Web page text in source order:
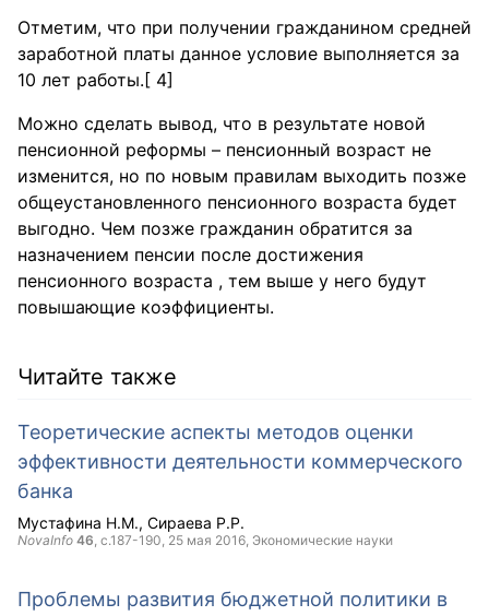
Отметим, что при получении гражданином средней
заработной платы данное условие выполняется за
10 лет работы.[ 4]
Можно сделать вывод, что в результате новой
пенсионной реформы – пенсионный возраст не
изменится, но по новым правилам выходить позже
общеустановленного пенсионного возраста будет
выгодно. Чем позже гражданин обратится за
назначением пенсии после достижения
пенсионного возраста , тем выше у него будут
повышающие коэффициенты.
Читайте также
Теоретические аспекты методов оценки
эффективности деятельности коммерческого
банка
Мустафина Н.М. Сираева Р.Р.
NovaInfo 46, с.187-190, 25 мая 2016, Экономические науки
Проблемы развития бюджетной политики в